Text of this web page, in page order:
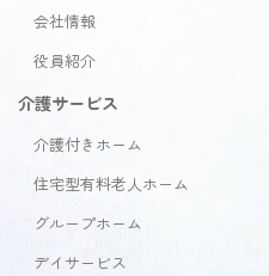
会社情報
役員紹介
介護サービス
介護付きホーム
住宅型有料老人ホーム
グループホーム
デイサービス